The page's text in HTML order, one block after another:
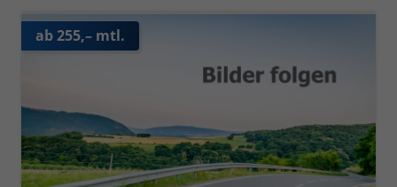
ab 255,– mtl.